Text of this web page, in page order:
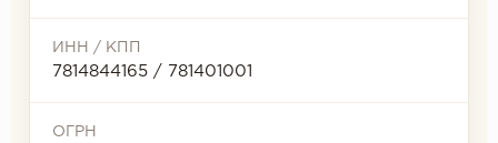
ИНН / КПП
7814844165 / 781401001
ОГРН